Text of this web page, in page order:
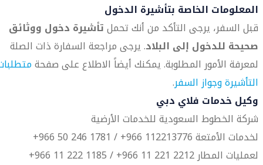
المعلومات الخاصة بتأشيرة الدخول
قبل السفر، يرجى التأكد من أنك تحملتأشيرة دخول ووثائق
صحيحة للدخول إلى البلاد. يرجى مراجعة السفارة ذات الصلة
لمعرفة الأمور المطلوبة. يمكنك أيضاً الاطلاع على صفحة
التأشيرة وجواز السفر.
وكيل خدمات فلاي دبي
شركة الخطوط السعودية للخدمات الأرضية
لخدمات الأمتعة 112213776 966+ / 1781 246 50 966+
لعمليات المطار 2212 221 11 966+ / 1185 222 11 966+